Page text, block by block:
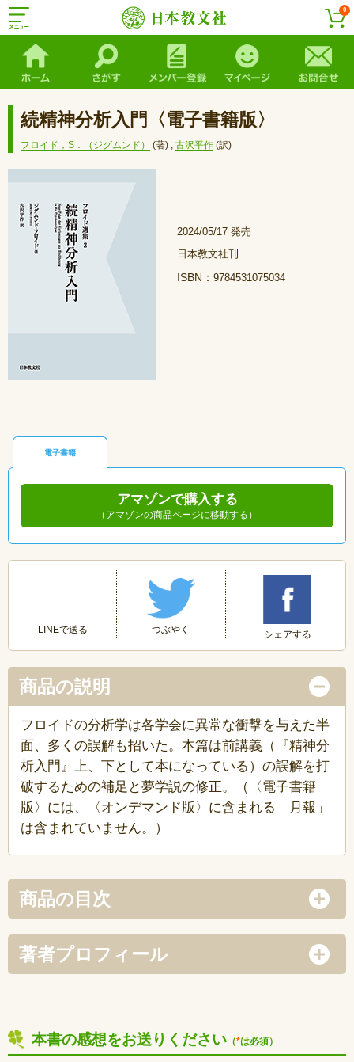
0
続精神分析入門〈電子書籍版〉
フロイド，S．（ジグムンド） (著) , 古沢平作 (訳)
2024/05/17 発売
日本教文社刊
ISBN： 9784531075034
電子書籍
アマゾンで購入する
（アマゾンの商品ページに移動する）
LINEで送る つぶやく シェアする
商品の説明
フロイドの分析学は各学会に異常な衝撃を与えた半
面、多くの誤解も招いた。本篇は前講義（『精神分
析入門』上、下として本になっている）の誤解を打
破するための補足と夢学説の修正。（〈電子書籍
版〉には、〈オンデマンド版〉に含まれる「月報」
は含まれていません。）
商品の目次
著者プロフィール
本書の感想をお送りください （*は必須）